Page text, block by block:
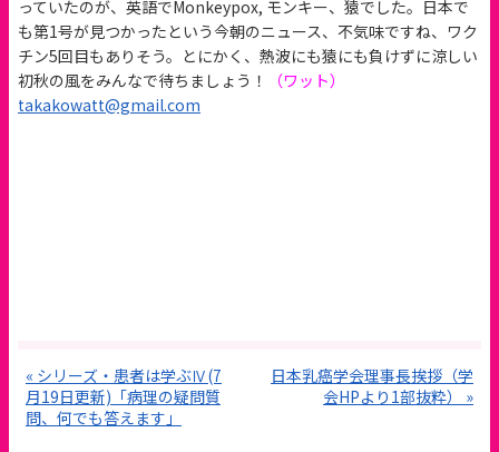
っていたのが、英語でMonkeypox, モンキー、猿でした。日本で
も第1号が見つかったという今朝のニュース、不気味ですね、ワク
チン5回目もありそう。とにかく、熱波にも猿にも負けずに涼しい
初秋の風をみんなで待ちましょう！
（ワット）
takakowatt@gmail.com
« シリーズ・患者は学ぶⅣ(7
月19日更新)「病理の疑問質
問、何でも答えます」
日本乳癌学会理事長挨拶（学
会HPより1部抜粋） »